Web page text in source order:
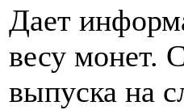
Дает
весу монет.
выпуска на